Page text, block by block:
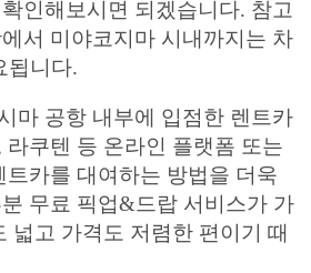
인해보시면 되겠습니다. 참고
서 미야코지마 시내까지는 차
됩니다.
마 공항 내부에 입점한 렌트카
쿠텐 등 온라인 플랫폼 또는
카를 대여하는 방법을 더욱
무료 픽업&드랍 서비스가 가
넓고 가격도 저렴한 편이기 때